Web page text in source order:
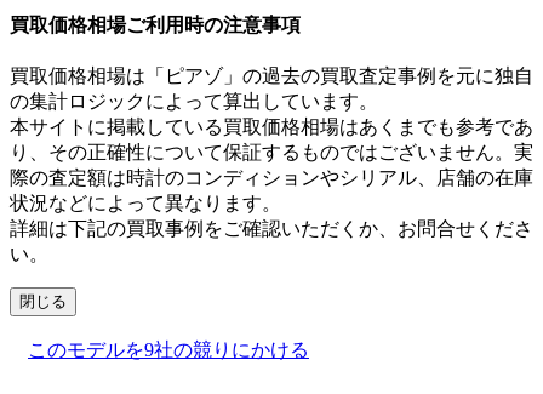
買取価格相場ご利用時の注意事項
買取価格相場は「ピアゾ」の過去の買取査定事例を元に独自
の集計ロジックによって算出しています。
本サイトに掲載している買取価格相場はあくまでも参考であ
り、その正確性について保証するものではございません。実
際の査定額は時計のコンディションやシリアル、店舗の在庫
状況などによって異なります。
詳細は下記の買取事例をご確認いただくか、お問合せくださ
い。
閉じる
このモデルを9社の競りにかける